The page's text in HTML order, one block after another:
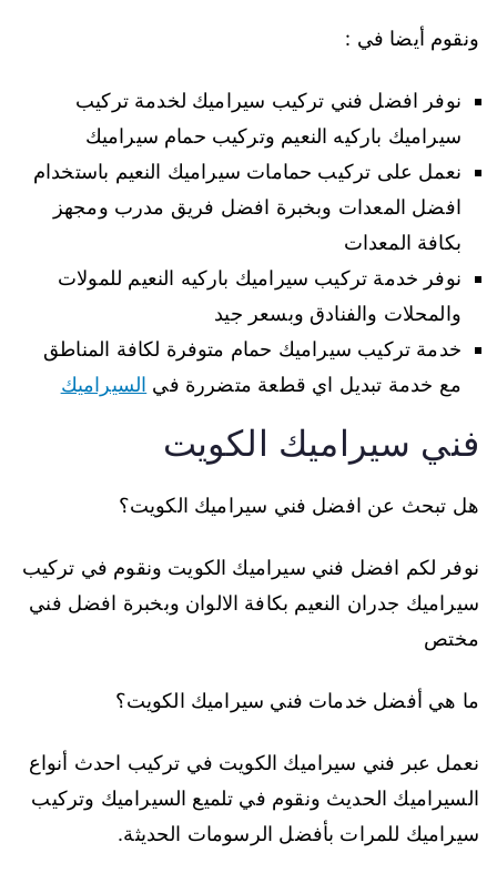
ونقوم أيضا في :
نوفر افضل فني تركيب سيراميك لخدمة تركيب
سيراميك باركيه النعيم وتركيب حمام سيراميك
نعمل على تركيب حمامات سيراميك النعيم باستخدام
افضل المعدات وبخبرة افضل فريق مدرب ومجهز
بكافة المعدات
نوفر خدمة تركيب سيراميك باركيه النعيم للمولات
والمحلات والفنادق وبسعر جيد
خدمة تركيب سيراميك حمام متوفرة لكافة المناطق
مع خدمة تبديل اي قطعة متضررة في السيراميك
فني سيراميك الكويت
هل تبحث عن افضل فني سيراميك الكويت؟
نوفر لكم افضل فني سيراميك الكويت ونقوم في تركيب
سيراميك جدران النعيم بكافة الالوان وبخبرة افضل فني
مختص
ما هي أفضل خدمات فني سيراميك الكويت؟
نعمل عبر فني سيراميك الكويت في تركيب احدث أنواع
السيراميك الحديث ونقوم في تلميع السيراميك وتركيب
سيراميك للمرات بأفضل الرسومات الحديثة.